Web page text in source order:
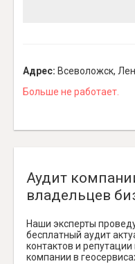
Адрес: Всеволожск,
Больше не работает.
Аудит
владельцев
Наши эксперты
бесплатный аудит
контактов и
компании в